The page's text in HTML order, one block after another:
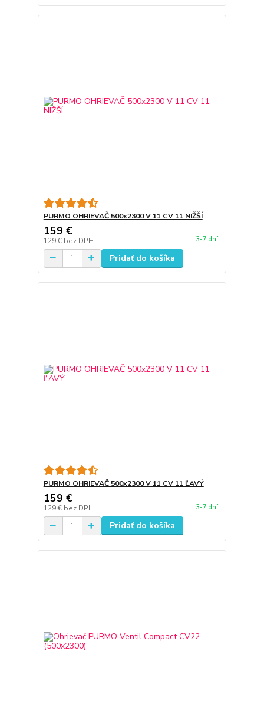
PURMO OHRIEVAČ 500x2300 V 11 CV 11 NIŽŠÍ
159 €
129 € bez DPH 3-7 dní
Pridať do košíka
PURMO OHRIEVAČ 500x2300 V 11 CV 11 ĽAVÝ
159 €
129 € bez DPH 3-7 dní
Pridať do košíka